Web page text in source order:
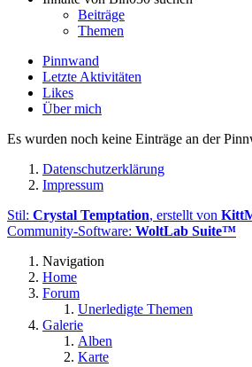
Beiträge
Themen
Pinnwand
Letzte Aktivitäten
Likes
Über mich
Es wurden noch keine Einträge an der
Datenschutzerklärung
Impressum
Stil: Crystal Temptation, erstellt von
Community-Software: WoltLab Suite™
Navigation
Home
Forum
Unerledigte Themen
Galerie
Alben
Karte